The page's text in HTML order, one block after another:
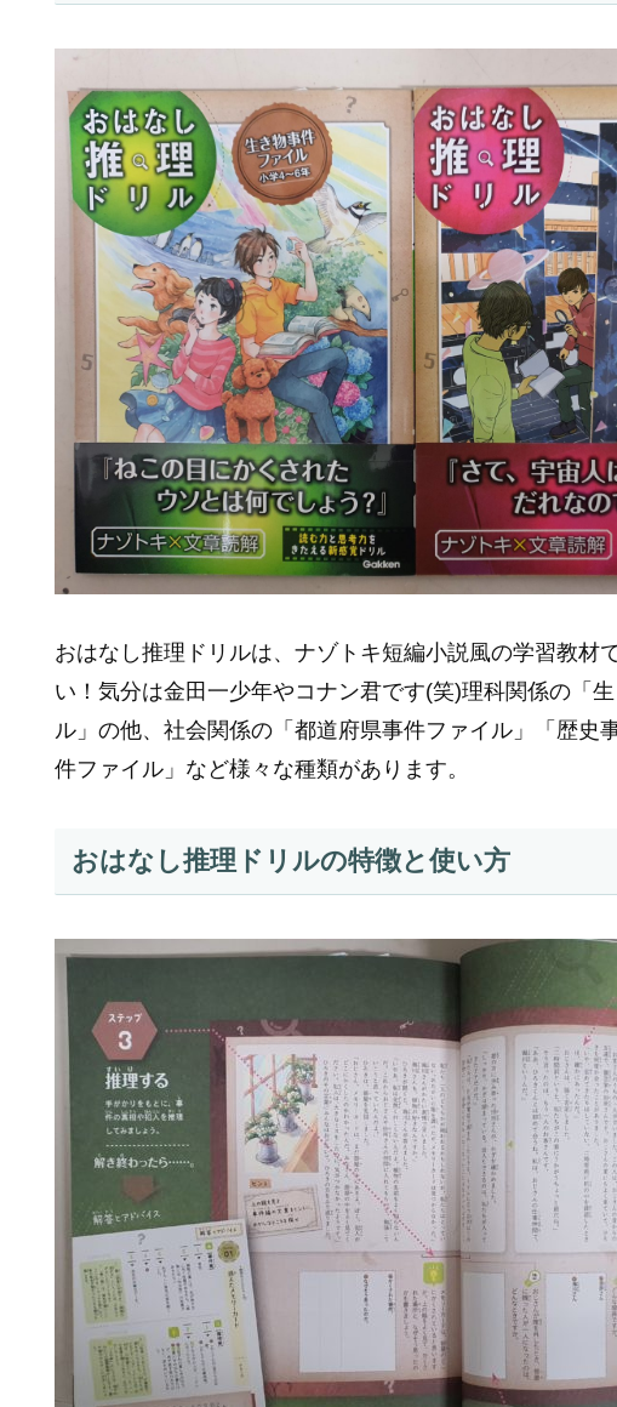
おはなし推理ドリルは、ナゾトキ短編小説風の学習教材
い！気分は金田一少年やコナン君です(笑)理科関係の「
ル」の他、社会関係の「都道府県事件ファイル」「歴史
件ファイル」など様々な種類があります。
おはなし推理ドリルの特徴と使い方